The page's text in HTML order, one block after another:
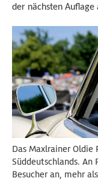
der nächsten Auflage
Das Maxlrainer
Süddeutschlands. An
Besucher an, mehr